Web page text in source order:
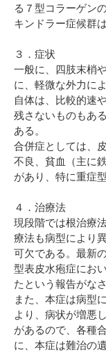
る７型コラーゲン
キンドラー症候群
３．症状
一般に、四肢末梢
に、軽微な外力に
自体は、比較的速
残さないものもあ
ある。
合併症としては、
不良、貧血（主に
があり、特に重症
４．治療法
現段階では根治療
療法も病型により
可欠である。最新
型表皮水疱症にお
たという報告がな
また、本症は病型
より、病状が増悪
があるので、各種
に、本症は難治の